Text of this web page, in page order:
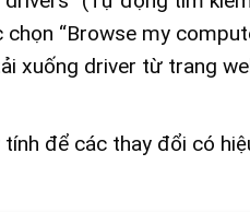
“Browse my
xuống driver từ trang
để các thay đổi có